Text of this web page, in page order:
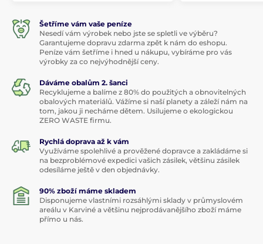
Šetříme vám vaše peníze
Nesedí vám výrobek nebo jste se spletli ve výběru?
Garantujeme dopravu zdarma zpět k nám do eshopu.
Peníze vám šetříme i hned u nákupu, vybíráme pro vás
výrobky za co nejvýhodnější ceny.
Dáváme obalům 2. šanci
Recyklujeme a balíme z 80% do použitých a obnovitelných
obalových materiálů. Vážíme si naší planety a záleží nám na
tom, jakou ji necháme dětem. Usilujeme o ekologickou
ZERO WASTE firmu.
Rychlá doprava až k vám
Využíváme spolehlivé a prověžené dopravce a zakládáme si
na bezproblémové expedici vašich zásilek, většinu zásilek
odesíláme ještě v den objednávky.
90% zboží máme skladem
Disponujeme vlastními rozsáhlými sklady v průmyslovém
areálu v Karviné a většinu nejprodávanějšího zboží máme
přímo u nás.